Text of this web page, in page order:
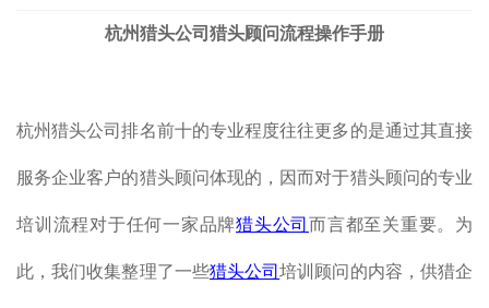
杭州猎头公司猎头顾问流程操作手册
杭州猎头公司排名前十的专业程度往往更多的是通过其直接
服务企业客户的猎头顾问体现的，因而对于猎头顾问的专业
培训流程对于任何一家品牌猎头公司 而言都至关重要。为
此，我们收集整理了一些猎头公司培训顾问的内容，供猎企